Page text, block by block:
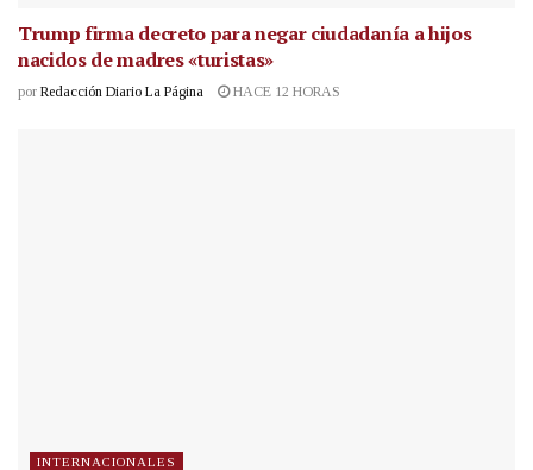
Trump firma decreto para negar ciudadanía a hijos
nacidos de madres «turistas»
por Redacción Diario La Página HACE 12 HORAS
INTERNACIONALES